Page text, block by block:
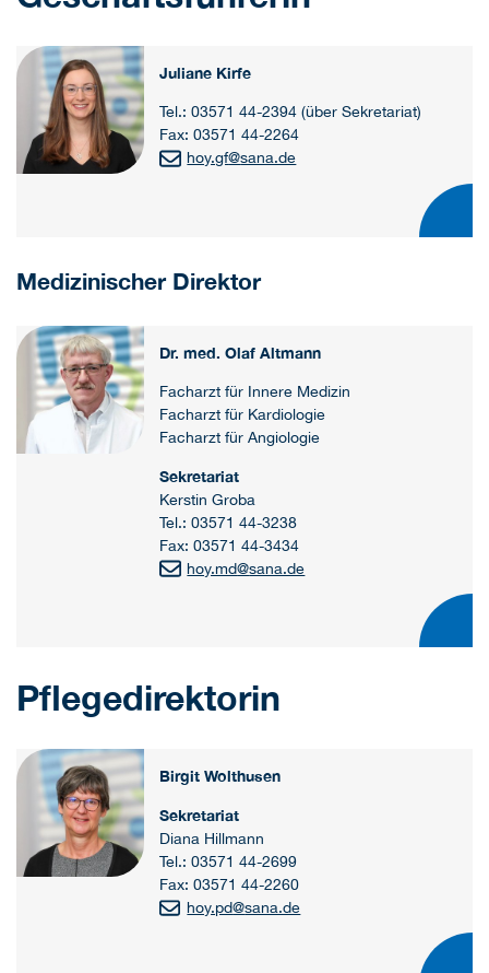
Juliane Kirfe
Tel.: 03571 44-2394 (über Sekretariat)
Fax: 03571 44-2264
hoy.gf@sana.de
Medizinischer Direktor
Dr. med. Olaf Altmann
Facharzt für Innere Medizin
Facharzt für Kardiologie
Facharzt für Angiologie
Sekretariat
Kerstin Groba
Tel.: 03571 44-3238
Fax: 03571 44-3434
hoy.md@sana.de
Pflegedirektorin
Birgit Wolthusen
Sekretariat
Diana Hillmann
Tel.: 03571 44-2699
Fax: 03571 44-2260
hoy.pd@sana.de